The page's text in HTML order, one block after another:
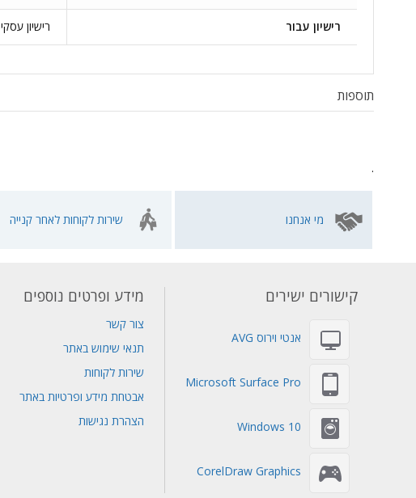
רישיון עבור רישיון עסקי
תוספות
.
מי אנחנו שירות לקוחות לאחר קנייה
קישורים ישירים
אנטי וירוס AVG
Microsoft Surface Pro
Windows 10
CorelDraw Graphics
מידע ופרטים נוספים
צור קשר
תנאי שימוש באתר
שירות לקוחות
אבטחת מידע ופרטיות באתר
הצהרת נגישות